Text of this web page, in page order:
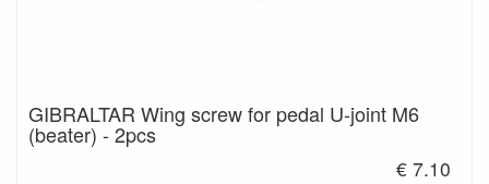
GIBRALTAR Wing screw for pedal U-joint M6
(beater) - 2pcs
€ 7.10